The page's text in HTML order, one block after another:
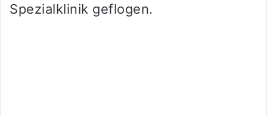
Spezialklinik geflogen.